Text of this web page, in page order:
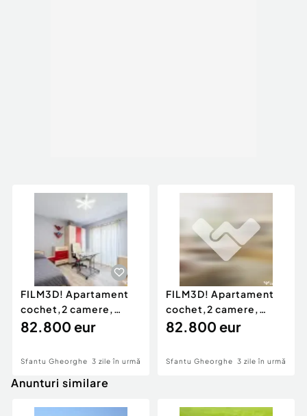
FILM3D! Apartament
cochet,2 camere,
decomandat,Nicolae
82.800 eur
Sfantu Gheorghe 3 zile în urmă
FILM3D! Apartament
cochet,2 camere,
decomandat,Nicolae
82.800 eur
Sfantu Gheorghe 3 zile în urmă
Anunturi similare